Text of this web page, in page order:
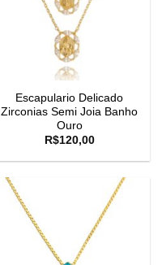
Escapulario Delicado
Zirconias Semi Joia Banho
Ouro
R$120,00